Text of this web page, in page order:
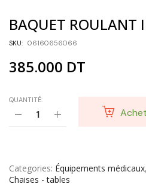
BAQUET ROULANT
SKU: 06160656066
385.000 DT
QUANTITÉ:
Categories Équipements médicaux,
Chaises - tables